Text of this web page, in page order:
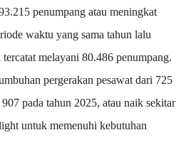
penumpang atau meningkat
waktu yang sama tahun lalu
melayani 80.486 penumpang.
pergerakan pesawat dari 725
pada tahun 2025, atau naik sekitar
untuk memenuhi kebutuhan